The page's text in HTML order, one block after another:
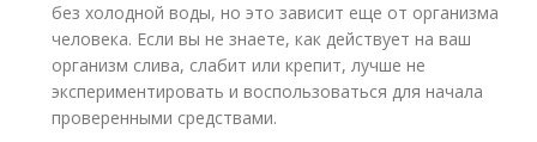
без холодной воды, но это зависит еще от организма
человека. Если вы не знаете, как действует на ваш
организм слива, слабит или крепит, лучше не
экспериментировать и воспользоваться для начала
проверенными средствами.